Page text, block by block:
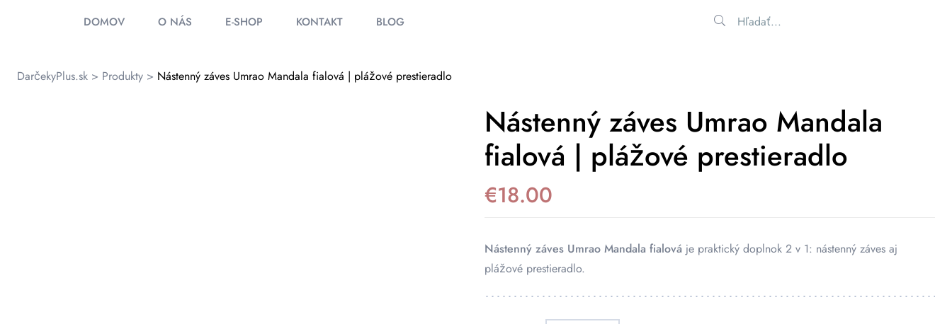
DOMOV O NÁS E-SHOP KONTAKT BLOG
DarčekyPlus.sk > Produkty > Nástenný záves Umrao Mandala fialová | plážové prestieradlo
Nástenný záves Umrao Mandala
fialová | plážové prestieradlo
€18.00
Nástenný záves Umrao Mandala fialová je praktický doplnok 2 v 1: nástenný záves aj
plážové prestieradlo.